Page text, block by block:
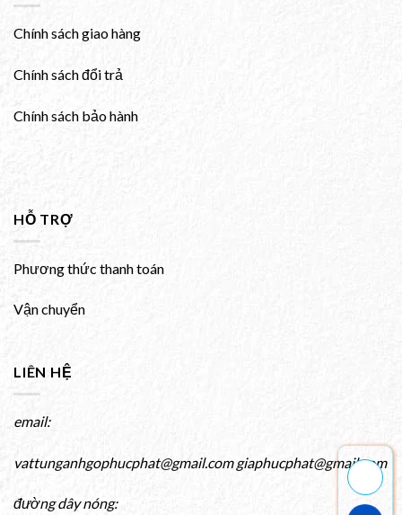
Chính sách giao hàng
Chính sách đổi trả
Chính sách bảo hành
HỖ TRỢ
Phương thức thanh toán
Vận chuyển
LIÊN HỆ
email:
vattunganhgophucphat@gmail.com giaphucphat@gmail.com
đường dây nóng: